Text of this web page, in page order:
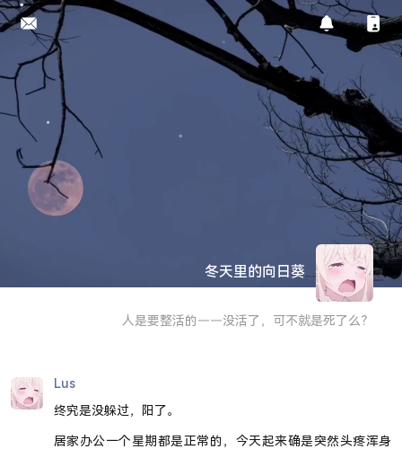
冬天里的向日葵
人是要整活的——没活了，可不就是死了么？
Lus
终究是没躲过，阳了。
居家办公一个星期都是正常的，今天起来确是突然头疼浑身